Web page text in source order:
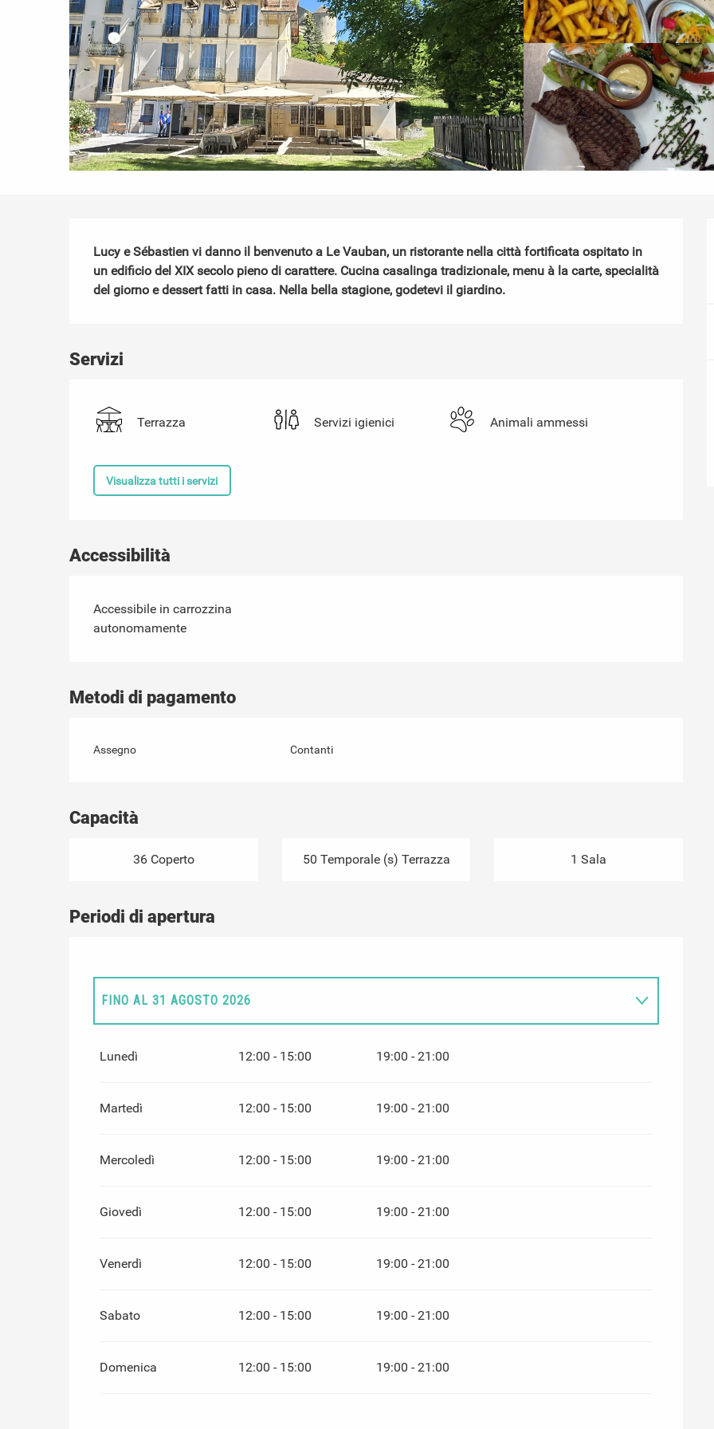
Descrizione
Lucy e Sébastien vi danno il benvenuto a Le Vauban, un ristorante nella città fortificata ospitato in
un edificio del XIX secolo pieno di carattere. Cucina casalinga tradizionale, menu à la carte, specialità
del giorno e dessert fatti in casa. Nella bella stagione, godetevi il giardino.
Servizi
Terrazza Servizi igienici Animali ammessi
Visualizza tutti i servizi
Accessibilità
Accessibile in carrozzina
autonomamente
Metodi di pagamento
Assegno Contanti
Capacità
36 Coperto 50 Temporale (s) Terrazza 1 Sala
Periodi di apertura
FINO AL 31 AGOSTO 2026
Lunedì 12:00 - 15:00 19:00 - 21:00
Martedì 12:00 - 15:00 19:00 - 21:00
Mercoledì 12:00 - 15:00 19:00 - 21:00
Giovedì 12:00 - 15:00 19:00 - 21:00
Venerdì 12:00 - 15:00 19:00 - 21:00
Sabato 12:00 - 15:00 19:00 - 21:00
Domenica 12:00 - 15:00 19:00 - 21:00